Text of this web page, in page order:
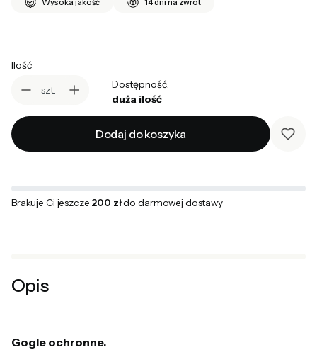
Wysoka jakość 14 dni na zwrot
Ilość
szt.
Dostępność:
duża ilość
Dodaj do koszyka
Brakuje Ci jeszcze 200 złdo darmowej dostawy
Opis
Gogle ochronne.